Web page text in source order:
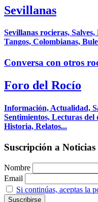
Sevillanas
Sevillanas rocieras,
Tangos, Colombianas,
Conversa con otros
Foro del Rocío
Información, Actualidad,
Sentimientos, Lecturas
Historia, Relatos...
Suscripción a Noticias
Nombre
Email
Si continúas, aceptas la